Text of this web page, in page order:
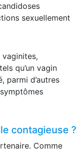
sexuellement
qu’un vagin
parmi d’autres
contagieuse ?
Comme